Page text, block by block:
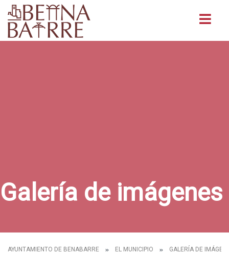
Galería de imágenes
AYUNTAMIENTO DE BENABARRE EL MUNICIPIO GALERÍA DE